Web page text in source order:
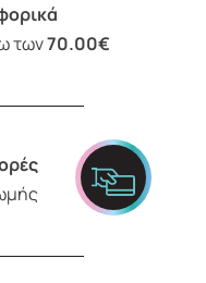
των70.00€